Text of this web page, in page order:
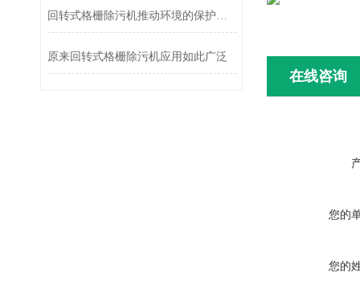
在线咨询
您的
您的
回转式格栅除污机推动环境的保护和可持续发展
原来回转式格栅除污机应用如此广泛